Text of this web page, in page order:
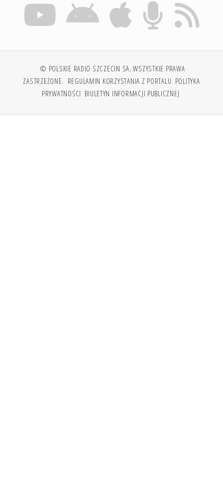
© POLSKIE RADIO SZCZECIN SA. WSZYSTKIE PRAWA
ZASTRZEŻONE. REGULAMIN KORZYSTANIA Z PORTALU POLITYKA
PRYWATNOŚCI BIULETYN INFORMACJI PUBLICZNEJ